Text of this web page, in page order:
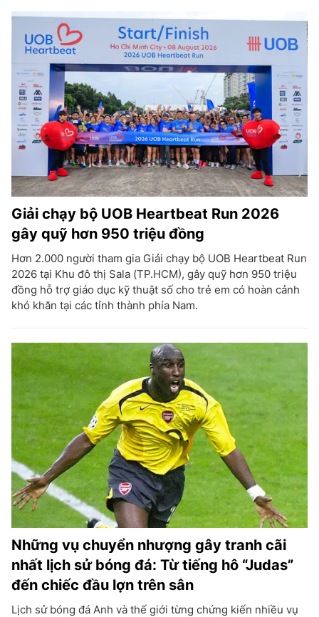
Giải chạy bộ UOB Heartbeat Run 2026
gây quỹ hơn 950 triệu đồng
Hơn 2.000 người tham gia Giải chạy bộ UOB Heartbeat Run
2026 tại Khu đô thị Sala (TP.HCM), gây quỹ hơn 950 triệu
đồng hỗ trợ giáo dục kỹ thuật số cho trẻ em có hoàn cảnh
khó khăn tại các tỉnh thành phía Nam.
Những vụ chuyển nhượng gây tranh cãi
nhất lịch sử bóng đá: Từ tiếng hô “Judas”
đến chiếc đầu lợn trên sân
Lịch sử bóng đá Anh và thế giới từng chứng kiến nhiều vụ